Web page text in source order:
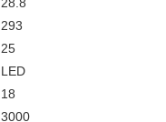
293
25
LED
18
3000